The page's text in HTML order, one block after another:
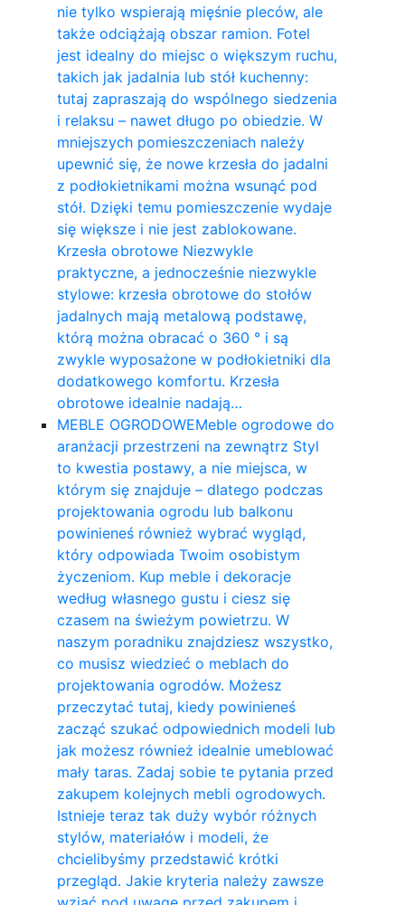
nie tylko wspierają mięśnie pleców, ale
także odciążają obszar ramion. ​Fotel
jest idealny do miejsc o większym ruchu,
takich jak jadalnia lub stół kuchenny:
tutaj zapraszają do wspólnego siedzenia
i relaksu – nawet długo po obiedzie. W
mniejszych pomieszczeniach należy
upewnić się, że nowe krzesła do jadalni
z podłokietnikami można wsunąć pod
stół. Dzięki temu pomieszczenie wydaje
się większe i nie jest zablokowane.
Krzesła obrotowe Niezwykle
praktyczne, a jednocześnie niezwykle
stylowe: krzesła obrotowe do stołów
jadalnych mają metalową podstawę,
którą można obracać o 360 ° i są
zwykle wyposażone w podłokietniki dla
dodatkowego komfortu. Krzesła
obrotowe idealnie nadają…
MEBLE OGRODOWEMeble ogrodowe do
aranżacji przestrzeni na zewnątrz Styl
to kwestia postawy, a nie miejsca, w
którym się znajduje – dlatego podczas
projektowania ogrodu lub balkonu
powinieneś również wybrać wygląd,
który odpowiada Twoim osobistym
życzeniom. Kup meble i dekoracje
według własnego gustu i ciesz się
czasem na świeżym powietrzu. W
naszym poradniku znajdziesz wszystko,
co musisz wiedzieć o meblach do
projektowania ogrodów. Możesz
przeczytać tutaj, kiedy powinieneś
zacząć szukać odpowiednich modeli lub
jak możesz również idealnie umeblować
mały taras. Zadaj sobie te pytania przed
zakupem kolejnych mebli ogrodowych.
Istnieje teraz tak duży wybór różnych
stylów, materiałów i modeli, że
chcielibyśmy przedstawić krótki
przegląd. Jakie kryteria należy zawsze